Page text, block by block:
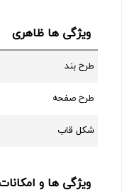
ویژگی ها ظاهری
طرح بند
طرح صفحه
شکل قاب
ویژگی ها و